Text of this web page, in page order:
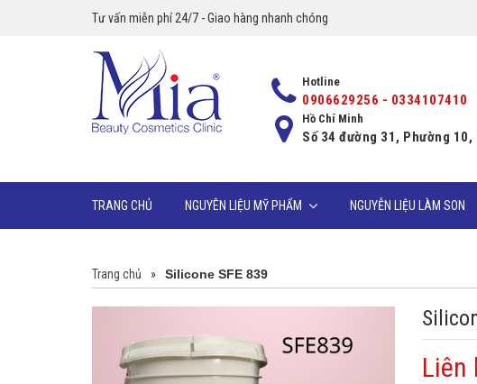
Tư vấn miễn phí 24/7 - Giao hàng nhanh chóng
Hotline
0906629256 - 0334107410
Hồ Chí Minh
Số 34 đường 31, Phường 10,
TRANG CHỦ NGUYÊN LIỆU MỸ PHẨM NGUYỄN LIỆU LÀM SON
Trang chủ » Silicone SFE 839
Liên